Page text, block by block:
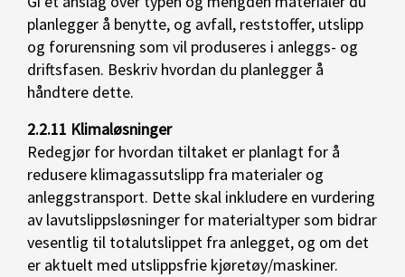
planlegger å benytte, og avfall, reststoffer, utslipp
og forurensning som vil produseres i anleggs- og
driftsfasen. Beskriv hvordan du planlegger å
håndtere dette.
2.2.11 Klimaløsninger
Redegjør for hvordan tiltaket er planlagt for å
redusere klimagassutslipp fra materialer og
anleggstransport. Dette skal inkludere en vurdering
av lavutslippsløsninger for materialtyper som bidrar
vesentlig til totalutslippet fra anlegget, og om det
er aktuelt med utslippsfrie kjøretøy/maskiner.